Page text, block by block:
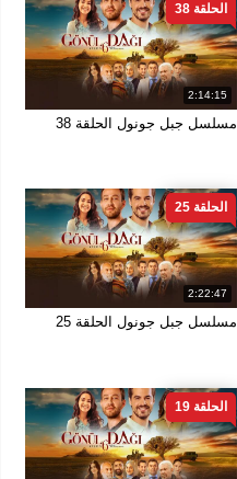
2:14:15
الحلقة 38
مسلسل جبل جونول الحلقة 38
2:22:47
الحلقة 25
مسلسل جبل جونول الحلقة 25
الحلقة 19